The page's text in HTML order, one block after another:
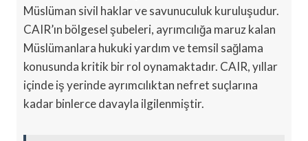
Müslüman sivil haklar ve savunuculuk kuruluşudur.
CAIR’ın bölgesel şubeleri, ayrımcılığa maruz kalan
Müslümanlara hukuki yardım ve temsil sağlama
konusunda kritik bir rol oynamaktadır. CAIR, yıllar
içinde iş yerinde ayrımcılıktan nefret suçlarına
kadar binlerce davayla ilgilenmiştir.